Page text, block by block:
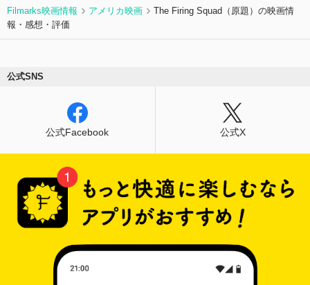
Filmarks映画情報 アメリカ映画
The Firing Squad（原題）の映画情
報・感想・評価
公式SNS
公式Facebook 公式X